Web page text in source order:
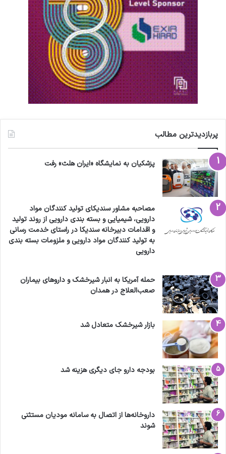
پربازدیدترین مطالب
پزشکیان به نمایشگاه «ایران هلث» رفت
مصاحبه مشاور سندیکای تولید کنندگان مواد
دارویی، شیمیایی و بسته بندی دارویی از روند تولید
و اقدامات دبیرخانه سندیکا در راستای خدمت رسانی
به تولید کنندگان مواد دارویی و ملزومات بسته بندی
دارویی
حمله آمریکا به انبار شیرخشک و داروهای بیماران
صعب‌العلاج در همدان
بازار شیرخشک متعادل شد
بودجه دارو جای دیگری هزینه شد
داروخانه‌ها از اتصال به سامانه مودیان مستثنی
شوند